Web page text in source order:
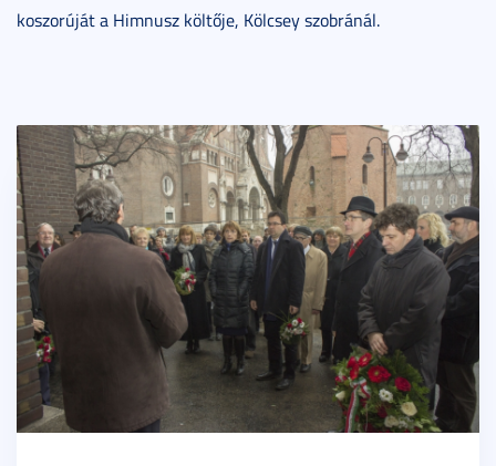
koszorúját a Himnusz költője, Kölcsey szobránál.